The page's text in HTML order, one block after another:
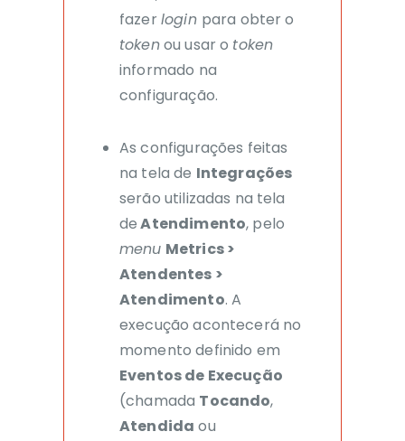
fazerlogin para obter o
tokenou usar o token
informado na
configuração.
As configurações feitas
na tela de Integrações
serão utilizadas na tela
deAtendimento, pelo
menu Metrics>
Atendentes >
Atendimento. A
execução acontecerá no
momento definido em
Eventos de Execução
(chamada Tocando,
Atendida ou